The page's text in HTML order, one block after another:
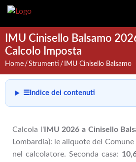
IMU Cinisello Balsamo
Calcolo Imposta
Home Strumenti IMU Cinisello Balsamo
☰ Indice dei contenuti
Calcola l'IMU 2026 a Cinisello
Lombardia): le aliquote del
nel calcolatore. Seconda casa: